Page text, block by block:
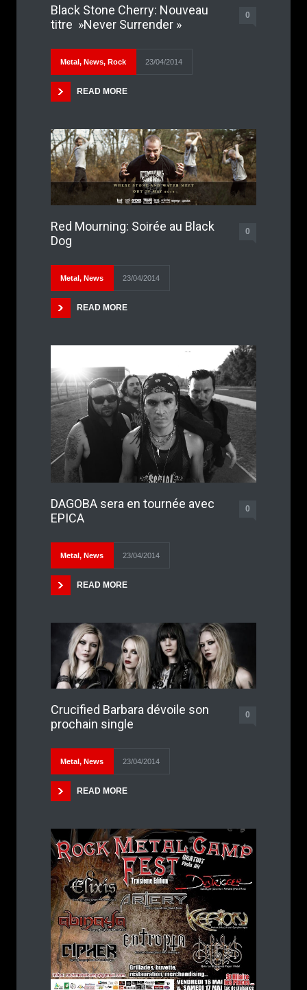
Black Stone Cherry: Nouveau
titre »Never Surrender »
0
Metal , News, Rock 23/04/2014
READ MORE
Red Mourning: Soirée au Black
Dog
0
Metal , News 23/04/2014
READ MORE
DAGOBA sera en tournée avec
EPICA
0
Metal , News 23/04/2014
READ MORE
Crucified Barbara dévoile son
prochain single
0
Metal, News 23/04/2014
READ MORE